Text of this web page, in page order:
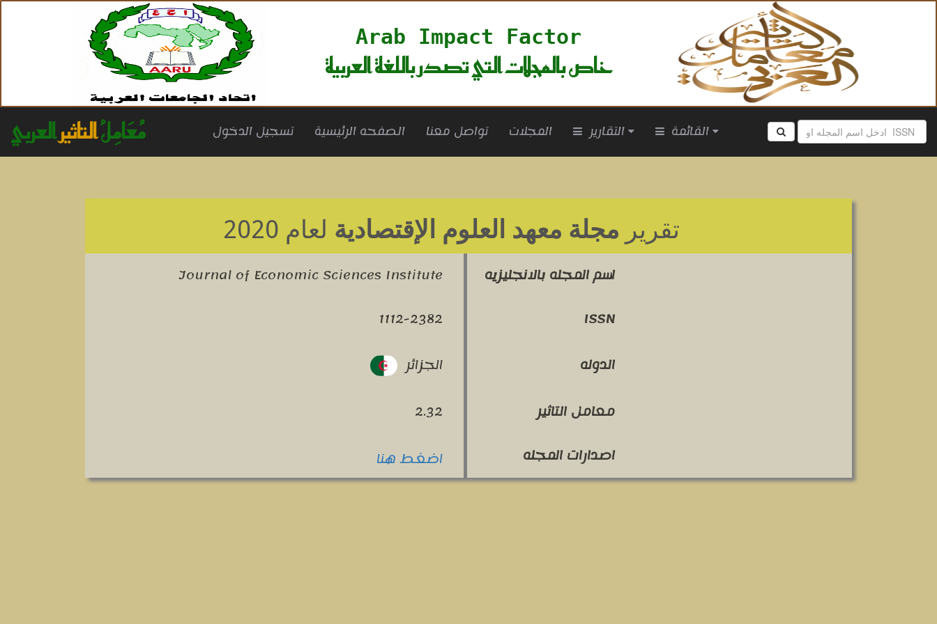
Arab Impact Factor
خاص بالمجلات التي تصدر باللغة العربية
مُعَامِلُالتاثيرالعربي تسجيل الدخول الصفحه الرئيسية تواصل معنا المجلات التقارير القائمة
تقرير مجلة معهد العلوم الإقتصادية لعام 2020
اسم المجله بالانجليزيه
Journal of Economic Sciences Institute
ISSN
1112-2382
الدوله
الجزائر
معامل التاثير
2.32
اصدارات المجله
اضغط هنا